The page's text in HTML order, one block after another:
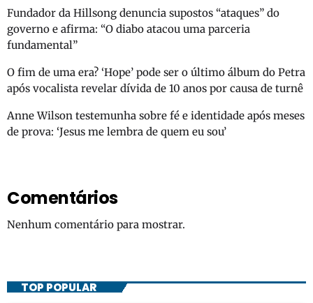
Fundador da Hillsong denuncia supostos “ataques” do
governo e afirma: “O diabo atacou uma parceria
fundamental”
O fim de uma era? ‘Hope’ pode ser o último álbum do Petra
após vocalista revelar dívida de 10 anos por causa de turnê
Anne Wilson testemunha sobre fé e identidade após meses
de prova: ‘Jesus me lembra de quem eu sou’
Comentários
Nenhum comentário para mostrar.
TOP POPULAR